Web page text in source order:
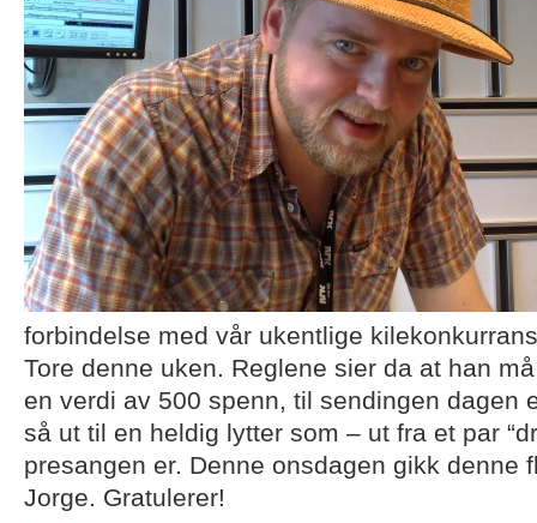
forbindelse med vår ukentlige
Tore denne uken. Reglene sier da at han
en verdi av 500 spenn, til sendingen dagen
så ut til en heldig lytter som – ut fra et par
presangen er. Denne onsdagen gikk denne
Jorge. Gratulerer!